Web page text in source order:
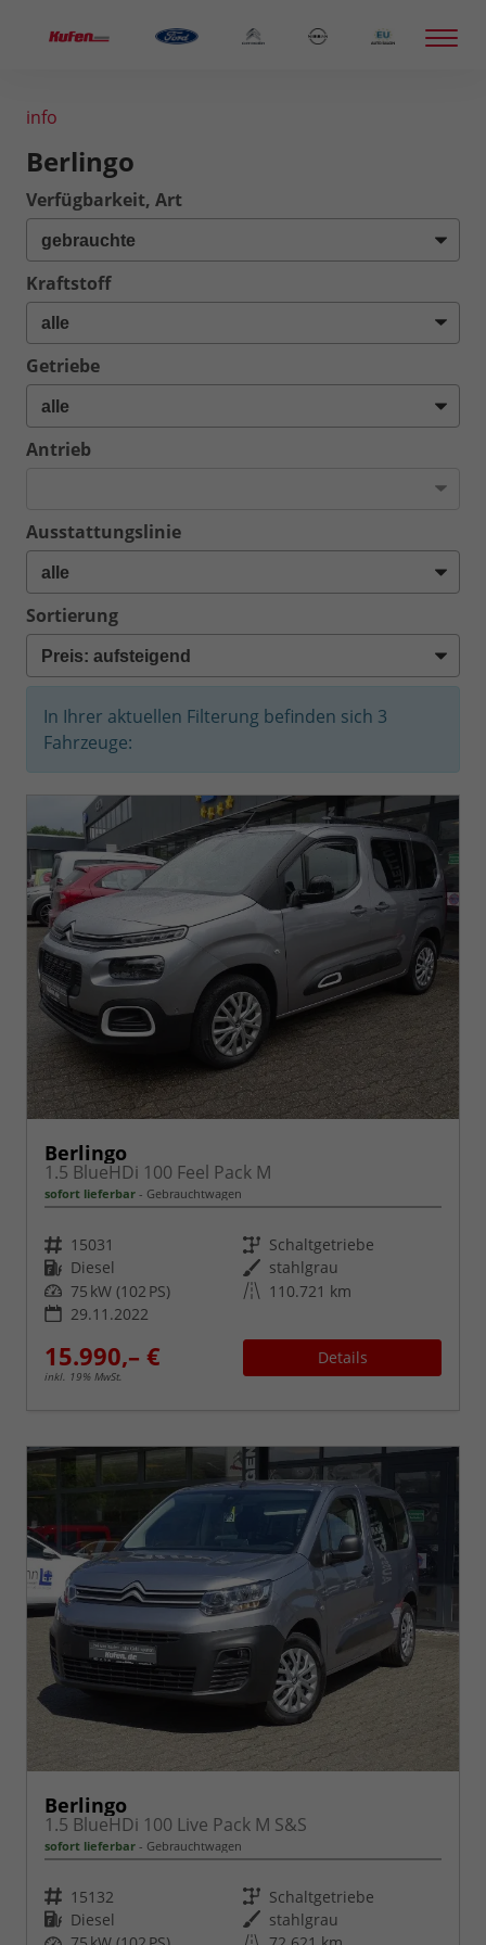
info
Berlingo
Verfügbarkeit, Art
Kraftstoff
Getriebe
Antrieb
Ausstattungslinie
Sortierung
In Ihrer aktuellen Filterung befinden sich 3
Fahrzeuge:
Berlingo
1.5 BlueHDi 100 Feel Pack M
sofort lieferbar Gebrauchtwagen
Fahrzeugnr. 15031 Getriebe Schaltgetriebe
Kraftstoff Diesel Außenfarbe stahlgrau
Leistung 75 kW (102 PS) Kilometerstand 110.721 km
29.11.2022
15.990,– €
inkl. 19% MwSt.
Details
Berlingo
1.5 BlueHDi 100 Live Pack M S&S
sofort lieferbar Gebrauchtwagen
Fahrzeugnr. 15132 Getriebe Schaltgetriebe
Kraftstoff Diesel Außenfarbe stahlgrau